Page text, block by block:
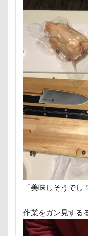
「美味しそうでし
作業をガン見する
ばる2才
はじめまして
そば処 夢の舎
しょーたくん
さむおくん
さいたま市
ごんたろうくん
こまざわフルーツ
こそどろ部
こいずみ動物病院
せくし～
ず
すももちゃん